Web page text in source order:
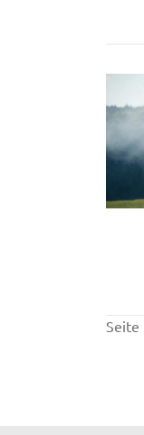
Seite